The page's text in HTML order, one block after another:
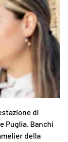
di
Puglia. Banchi
della